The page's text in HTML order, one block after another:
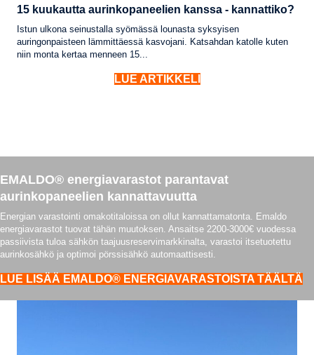
15 kuukautta aurinkopaneelien kanssa - kannattiko?
Istun ulkona seinustalla syömässä lounasta syksyisen
auringonpaisteen lämmittäessä kasvojani. Katsahdan katolle kuten
niin monta kertaa menneen 15...
LUE ARTIKKELI
EMALDO® energiavarastot parantavat
aurinkopaneelien kannattavuutta
Energian varastointi omakotitaloissa on ollut kannattamatonta. Emaldo
energiavarastot tuovat tähän muutoksen. Ansaitse 2200-3000€ vuodessa
passiivista tuloa sähkön taajuusreservimarkkinalta, varastoi itsetuotettu
aurinkosähkö ja optimoi pörssisähkö automaattisesti.
LUE LISÄÄ EMALDO® ENERGIAVARASTOISTA TÄÄLTÄ